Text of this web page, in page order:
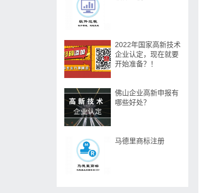
2022年国家高新技术
企业认定，现在就要
开始准备？！
佛山企业高新申报有
哪些好处？
马德里商标注册